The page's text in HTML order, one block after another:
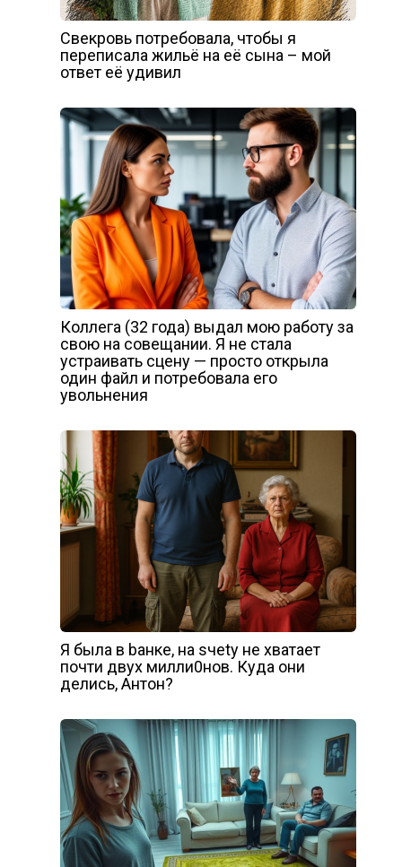
Свекровь потребовала, чтобы я
переписала жильё на её сына – мой
ответ её удивил
Коллега (32 года) выдал мою работу за
свою на совещании. Я не стала
устраивать сцену — просто открыла
один файл и потребовала его
увольнения
Я была в bанке, на sчеtу не хватает
почти двух милли0нов. Куда они
делись, Антон?